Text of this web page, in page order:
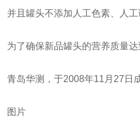
并且罐头不添加人工色素、人
为了确保新品罐头的营养质量
青岛华测，于2008年11月27日
图片